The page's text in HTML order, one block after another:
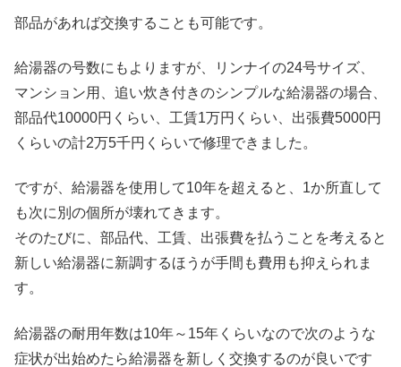
部品があれば交換することも可能です。
給湯器の号数にもよりますが、リンナイの24号サイズ、
マンション用、追い炊き付きのシンプルな給湯器の場合、
部品代10000円くらい、工賃1万円くらい、出張費5000円
くらいの計2万5千円くらいで修理できました。
ですが、給湯器を使用して10年を超えると、1か所直して
も次に別の個所が壊れてきます。
そのたびに、部品代、工賃、出張費を払うことを考えると
新しい給湯器に新調するほうが手間も費用も抑えられま
す。
給湯器の耐用年数は10年～15年くらいなので次のような
症状が出始めたら給湯器を新しく交換するのが良いです